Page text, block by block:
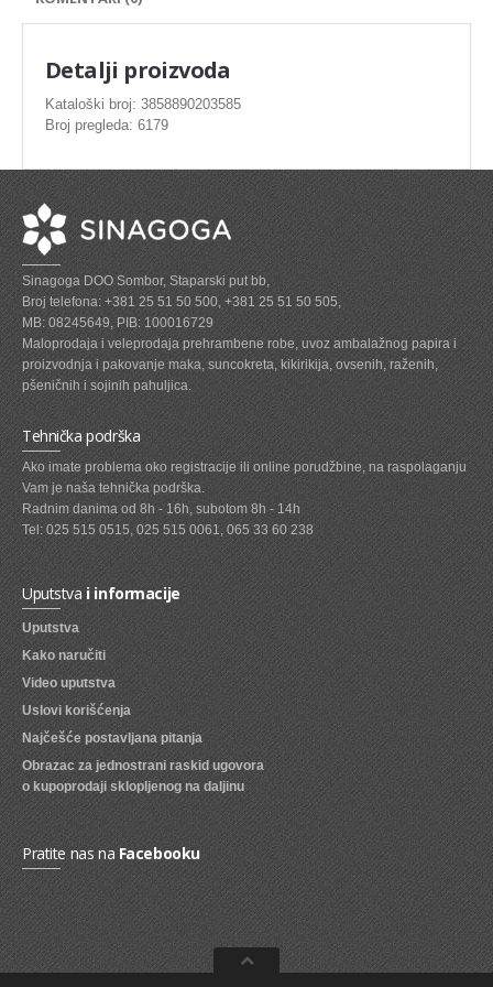
ZAMRZNUTO MESO SVINJSKO
ZAMRZNUTA RIBA
ZAMRZNUTO MESO PILETINA
PASTETE I MESNI NARESCI
TUNJEVINE I KONZERVE
GOTOVA JELA
SIROVINA ZA GASTRO
GASTRO
KISELISI
KECAP, SENF, REN, PARADAJZ,SOS
KOMPOTI
SVEZE VOCE
SVEZE POVRCE
DZEMOVI, MARMALADE I MED
BOMBONI
ZVAKE
LIZALICE
COKOLADE
KREMOVI
BOMBONJERE I PRALINE
MALE COKOLADE I BAROVI
KEKSOVI
KEKS STRUDLE
Detalji proizvoda
Kataloški broj: 3858890203585
Broj pregleda: 6179
Sinagoga DOO Sombor, Staparski put bb,
Broj telefona: +381 25 51 50 500, +381 25 51 50 505,
MB: 08245649, PIB: 100016729
Maloprodaja i veleprodaja prehrambene robe, uvoz ambalažnog papira i
proizvodnja i pakovanje maka, suncokreta, kikirikija, ovsenih, raženih,
pšeničnih i sojinih pahuljica.
Tehnička podrška
Ako imate problema oko registracije ili online porudžbine, na raspolaganju
Vam je naša tehnička podrška.
Radnim danima od 8h - 16h, subotom 8h - 14h
Tel: 025 515 0515, 025 515 0061, 065 33 60 238
Uputstvai informacije
Uputstva
Kako naručiti
Video uputstva
Uslovi korišćenja
Najčešće postavljana pitanja
Obrazac za jednostrani raskid ugovora
o kupoprodaji sklopljenog na daljinu
Pratite nas na Facebooku